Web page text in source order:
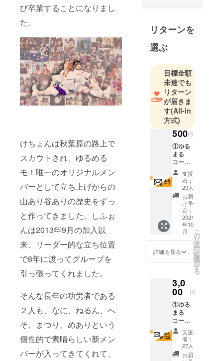
び卒業することになりまし
た。
けちょんは秋葉原の路上で
スカウトされ、ゆるめる
モ！唯一のオリジナルメン
バーとして立ち上げからの
山あり谷ありの歴史をずっ
と作ってきました。しふぉ
んは2013年9月の加入以
来、リーダー的な立ち位置
で8年に渡ってグループを
引っ張ってくれました。
そんな長年の功労者である
２人も、なに、ねるん、へ
そ、まつり、めありという
個性的で素晴らしい新メン
バーが入ってきてくれて、
「You‘ll Melt
More!(あな
たをもっと
たい)」とい
う意味をこ
めて命名さ
れたニュー
ウェーブ
ガールズグ
ループで
リターンを
選ぶ
目標金額
未達でも
リターン
が届きま
す(All-in
方式)
500円
①ゆる
まる
コー
ス：お
礼メー
ルプラ
ン ・ゆ
るめる
モ！メ
ンバー
全員か
らのお
礼メッ
セージ
送信(写
--注意事
項・補
足-- ※こ
のリ
ターン
に付き
まして
はデー
タの送
付を
支援
者：
20人
お届
け予
定：
2021
年10
月
詳細を見る
こ
の
リ
タ
ー
ン
を
選
択
す
る
3,0
00 円
①ゆる
まる
コー
ス：お
礼メー
ル+曲解
説プラ
支援
者：
27人
お届